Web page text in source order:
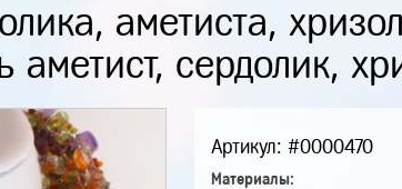
аметиста,
сердолик,
Артикул: #0000470
Материалы: